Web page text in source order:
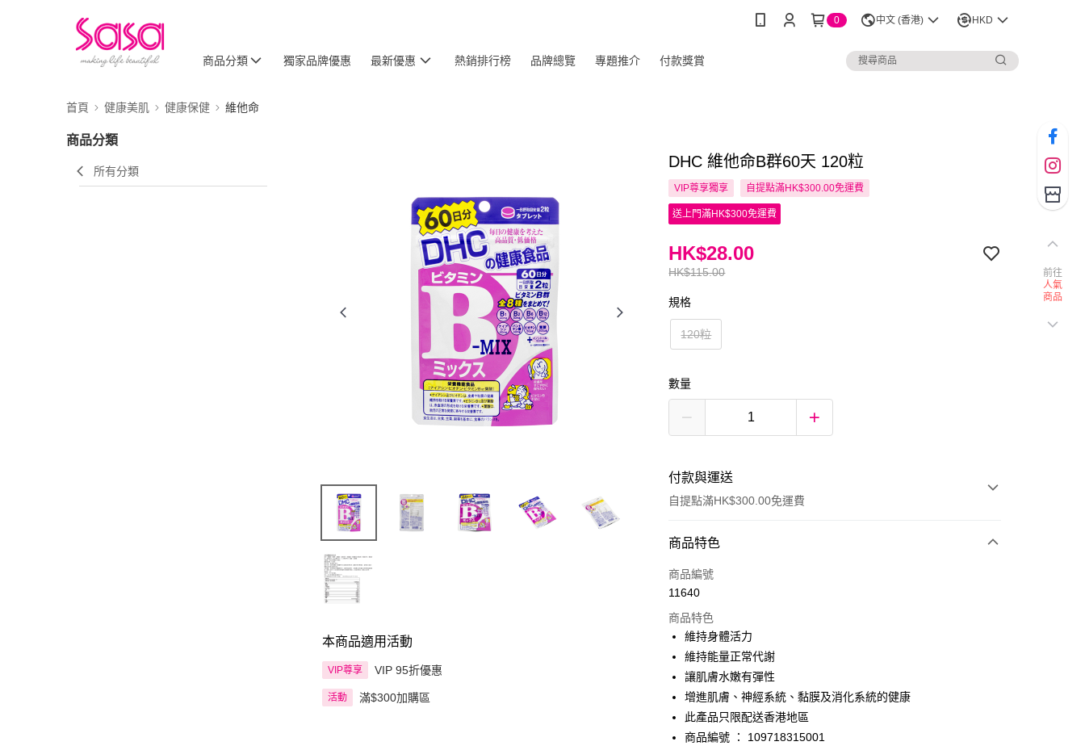
0 中文 (香港) HKD
商品分類 獨家品牌優惠 最新優惠 熱銷排行榜 品牌總覽 專題推介 付款獎賞
首頁 健康美肌 健康保健 維他命
商品分類
所有分類
本商品適用活動
VIP尊享 VIP 95折優惠
活動 滿$300加購區
DHC 維他命B群60天 120粒
VIP尊享獨享 自提點滿HK$300.00免運費
送上門滿HK$300免運費
HK$115.00
HK$28.00
規格
120粒
數量
付款與運送
自提點滿HK$300.00免運費
付款方式
信用卡
AlipayHK
PayMe
WeChat Pay
BoC Pay
商品特色
商品編號
11640
商品特色
維持身體活力
維持能量正常代謝
讓肌膚水嫩有彈性
增進肌膚、神經系統、黏膜及消化系統的健康
此產品只限配送香港地區
商品編號 ： 109718315001
前往
人氣
商品